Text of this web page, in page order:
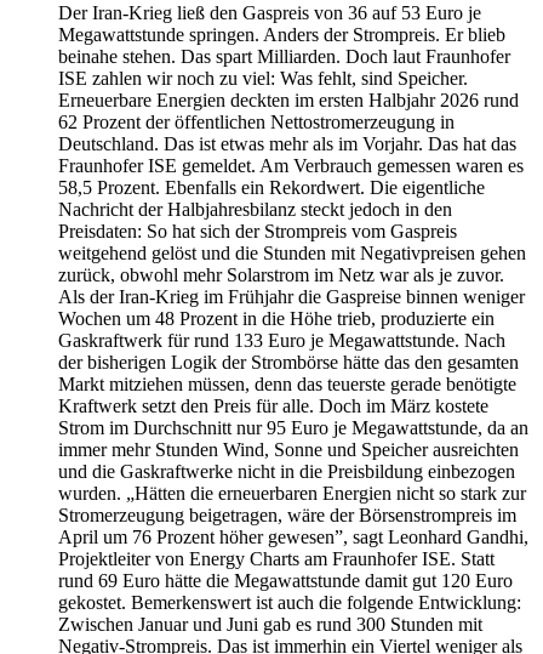
Der Iran-Krieg ließ den Gaspreis von 36 auf 53 Euro je
Megawattstunde springen. Anders der Strompreis. Er blieb
beinahe stehen. Das spart Milliarden. Doch laut Fraunhofer
ISE zahlen wir noch zu viel: Was fehlt, sind Speicher.
Erneuerbare Energien deckten im ersten Halbjahr 2026 rund
62 Prozent der öffentlichen Nettostromerzeugung in
Deutschland. Das ist etwas mehr als im Vorjahr. Das hat das
Fraunhofer ISE gemeldet. Am Verbrauch gemessen waren es
58,5 Prozent. Ebenfalls ein Rekordwert. Die eigentliche
Nachricht der Halbjahresbilanz steckt jedoch in den
Preisdaten: So hat sich der Strompreis vom Gaspreis
weitgehend gelöst und die Stunden mit Negativpreisen gehen
zurück, obwohl mehr Solarstrom im Netz war als je zuvor.
Als der Iran-Krieg im Frühjahr die Gaspreise binnen weniger
Wochen um 48 Prozent in die Höhe trieb, produzierte ein
Gaskraftwerk für rund 133 Euro je Megawattstunde. Nach
der bisherigen Logik der Strombörse hätte das den gesamten
Markt mitziehen müssen, denn das teuerste gerade benötigte
Kraftwerk setzt den Preis für alle. Doch im März kostete
Strom im Durchschnitt nur 95 Euro je Megawattstunde, da an
immer mehr Stunden Wind, Sonne und Speicher ausreichten
und die Gaskraftwerke nicht in die Preisbildung einbezogen
wurden. „Hätten die erneuerbaren Energien nicht so stark zur
Stromerzeugung beigetragen, wäre der Börsenstrompreis im
April um 76 Prozent höher gewesen”, sagt Leonhard Gandhi,
Projektleiter von Energy Charts am Fraunhofer ISE. Statt
rund 69 Euro hätte die Megawattstunde damit gut 120 Euro
gekostet. Bemerkenswert ist auch die folgende Entwicklung:
Zwischen Januar und Juni gab es rund 300 Stunden mit
Negativ-Strompreis. Das ist immerhin ein Viertel weniger als